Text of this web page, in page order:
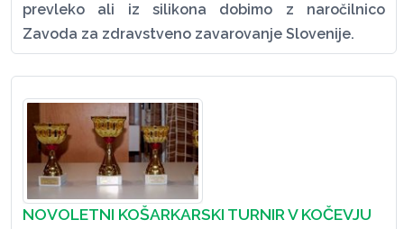
prevleko ali iz silikona dobimo z naročilnico
Zavoda za zdravstveno zavarovanje Slovenije.
NOVOLETNI KOŠARKARSKI TURNIR V KOČEVJU